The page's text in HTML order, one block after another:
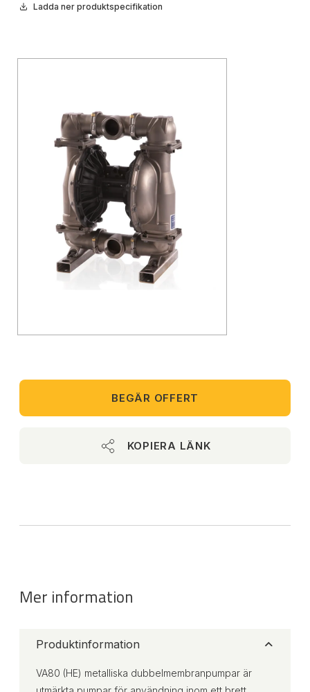
Ladda ner produktspecifikation
BEGÄR OFFERT
KOPIERA LÄNK
Mer information
Produktinformation
VA80 (HE) metalliska dubbelmembranpumpar är